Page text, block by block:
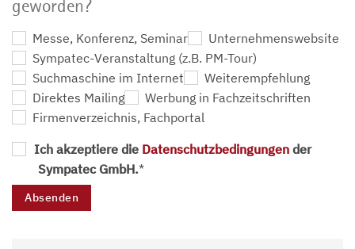
geworden?
Messe, Konferenz, Seminar
Unternehmenswebsite
Sympatec-Veranstaltung (z.B. PM-Tour)
Suchmaschine im Internet
Weiterempfehlung
Direktes Mailing
Werbung in Fachzeitschriften
Firmenverzeichnis, Fachportal
Ich akzeptiere die Datenschutzbedingungender
Sympatec GmbH.*